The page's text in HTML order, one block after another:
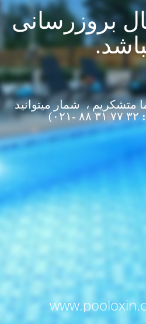
بروزرسانی
متشکریم ، شمار میتوانید
:۳۲ ۷۷ ۳۱ ۸۸ -۰۲۱)